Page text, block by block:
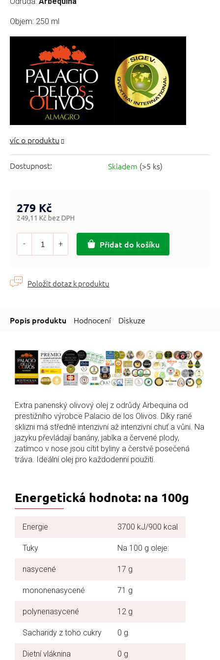
Dostupnost: Skladem (>5 ks)
Objem: 250 ml
279 Kč
249,11 Kč bez DPH
Měrná
Přidat do košíku
Hodnocení Diskuze
Extra panenský olivový olej z odrůdy Arbequina od
prestižního výrobce Palacio de los Olivos. Díky rané
sklizni má středně intenzivní až intenzivní chuť a vůni. Na
jazyku převládají banány, jablka a červené plody,
zatímco v nose jsou cítit byliny a čerstvě posečená
tráva. Ideální olej pro každodenní použití.
Energetická hodnota: na 100g
Energie 3700 kJ/900 kcal
Tuky Na 100 g oleje:
nasycené 17 g
mononenasycené 71 g
polynenasycené 12 g
Sacharidy z toho cukry 0 g
Dietní vláknina 0 g